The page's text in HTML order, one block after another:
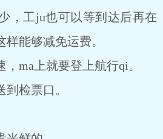
工ju也可以等到达后再在
能够减免运费。
ma上就要登上航行qi。
检票口。